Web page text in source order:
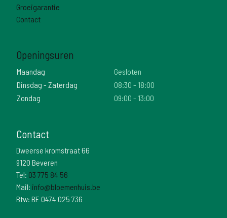
Groeigarantie
Contact
Openingsuren
Maandag
Gesloten
Dinsdag - Zaterdag
08:30 - 18:00
Zondag
09:00 - 13:00
Contact
Dweerse kromstraat 66
9120 Beveren
Tel: 03 775 84 56
Mail: info@bloemenhuis.be
Btw: BE 0474 025 736